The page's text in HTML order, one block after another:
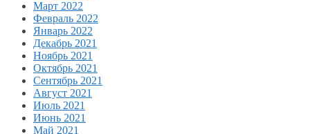
Март 2022
Февраль 2022
Январь 2022
Декабрь 2021
Ноябрь 2021
Октябрь 2021
Сентябрь 2021
Август 2021
Июль 2021
Июнь 2021
Май 2021